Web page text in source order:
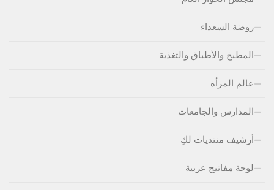
روضة السعداء
المطبخ والأطباق والتغذية
عالم المرأة
المدارس والجامعات
أرشيف منتديات لكِ
لوحة مفاتيج عربية